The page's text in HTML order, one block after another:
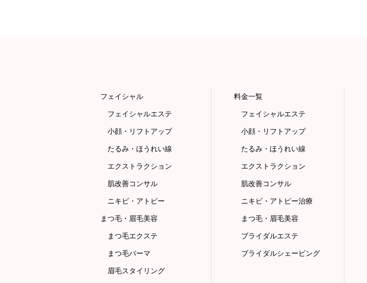
フェイシャル
フェイシャルエステ
小顔・リフトアップ
たるみ・ほうれい線
エクストラクション
肌改善コンサル
ニキビ・アトピー
まつ毛・眉毛美容
まつ毛エクステ
まつ毛パーマ
眉毛スタイリング
料金一覧
フェイシャルエステ
小顔・リフトアップ
たるみ・ほうれい線
エクストラクション
肌改善コンサル
ニキビ・アトピー治療
まつ毛・眉毛美容
ブライダルエステ
ブライダルシェービング